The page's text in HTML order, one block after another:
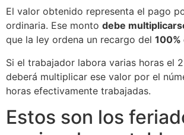
El valor obtenido representa el pago
ordinaria. Ese monto debe
que la ley ordena un recargo del 100%
Si el trabajador labora varias horas el
deberá multiplicar ese valor por el
horas efectivamente trabajadas.
Estos son los